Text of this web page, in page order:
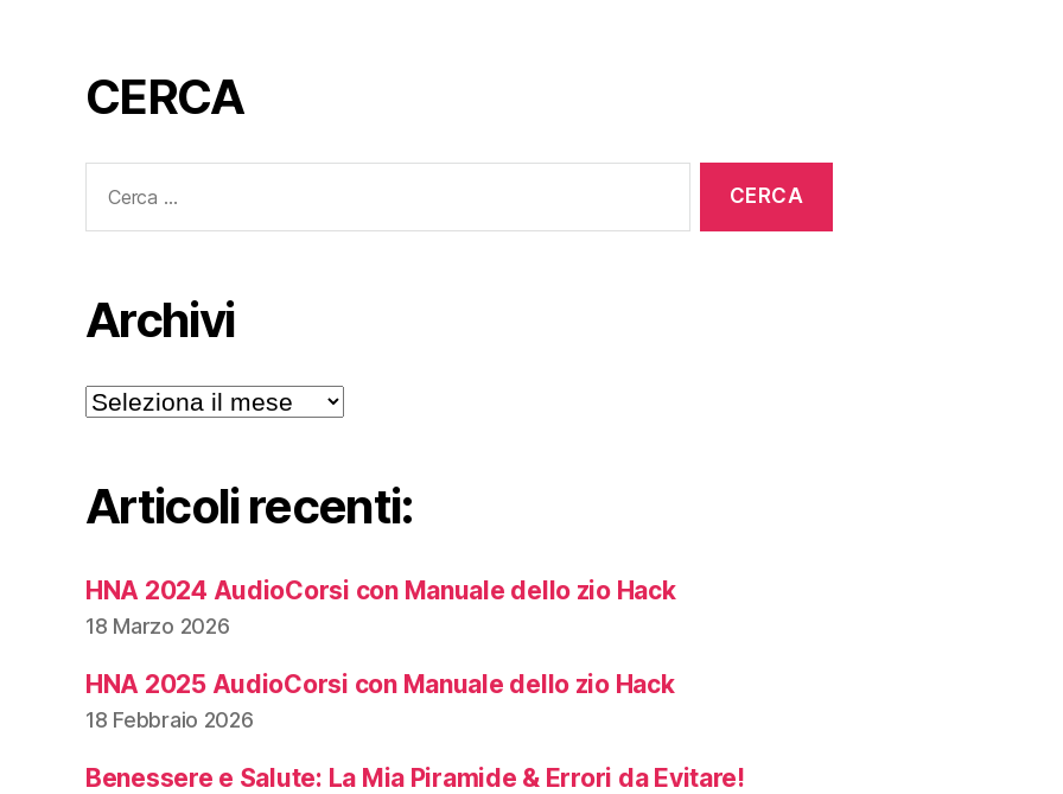
CERCA
Archivi
Archivi
Articoli recenti:
HNA 2024 AudioCorsi con Manuale dello zio Hack
18 Marzo 2026
HNA 2025 AudioCorsi con Manuale dello zio Hack
18 Febbraio 2026
Benessere e Salute: La Mia Piramide & Errori da Evitare!